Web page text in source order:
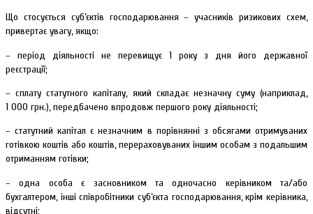
Що стосується суб’єктів господарювання – учасників ризикових схем,
привертає увагу, якщо:
– період діяльності не перевищує 1 року з дня його державної
реєстрації;
– сплату статутного капіталу, який складає незначну суму (наприклад,
1 000 грн.), передбачено впродовж першого року діяльності;
– статутний капітал є незначним в порівнянні з обсягами отримуваних
готівкою коштів або коштів, перераховуваних іншим особам з подальшим
отриманням готівки;
– одна особа є засновником та одночасно керівником та/або
бухгалтером, інші співробітники суб’єкта господарювання, крім керівника,
відсутні;